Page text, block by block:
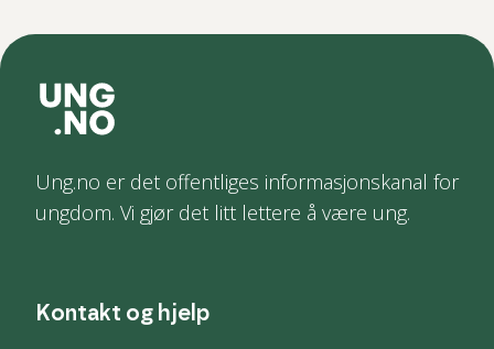
Ung.no er det offentliges informasjonskanal for
ungdom. Vi gjør det litt lettere å være ung.
Kontakt og hjelp